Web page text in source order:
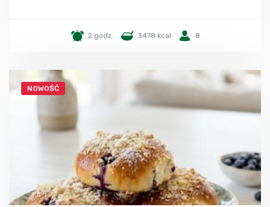
2 godz. 3478 kcal 8
NOWOŚĆ